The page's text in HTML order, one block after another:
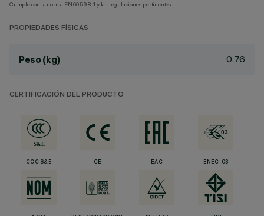
Cumple con la norma EN60598-1 y las regulaciones pertinentes.
PROPIEDADES FÍSICAS
Peso (kg) 0.76
CERTIFICACIÓN DEL PRODUCTO
CCC S&E CE EAC ENEC-03